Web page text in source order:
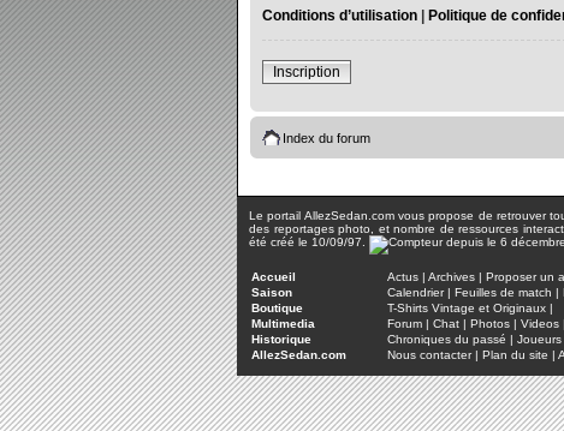
Conditions d’utilisation | Politique de
Inscription
Index du forum
Le portail AllezSedan.com vous propose de retrouver
des reportages photo, et nombre de ressources
été créé le 10/09/97.
Accueil Actus | Archives | Proposer un
Saison
Calendrier| Feuilles de match |
Boutique
T-Shirts Vintage et Originaux |
Multimedia
Forum | Chat | Photos | Videos
Historique
Chroniques du passé | Joueurs
AllezSedan.com
Nous contacter| Plan du site |